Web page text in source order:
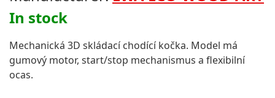
In stock
Mechanická 3D skládací chodící kočka. Model má
gumový motor, start/stop mechanismus a flexibilní
ocas.